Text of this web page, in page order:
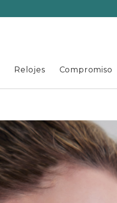
Relojes Compromiso